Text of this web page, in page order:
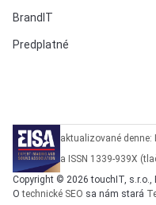
BrandIT
Predplatné
aktualizované denne:
a ISSN 1339-939X
Copyright © 2026 touchIT, s.r.o.,
Otechnické SEO sa nám stará